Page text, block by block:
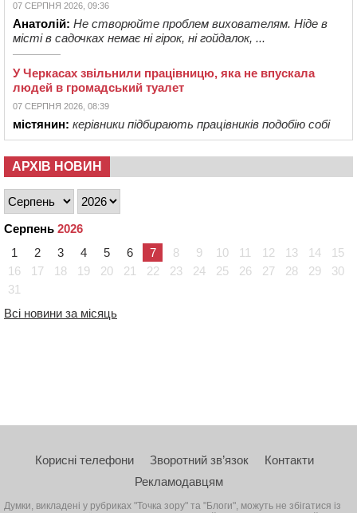
07 СЕРПНЯ 2026, 09:36
Анатолій: Не створюйте проблем вихователям. Ніде в
місті в садочках немає ні гірок, ні гойдалок, ...
У Черкасах звільнили працівницю, яка не впускала
людей в громадський туалет
07 СЕРПНЯ 2026, 08:39
містянин: керівники підбирають працівників подобію собі
АРХІВ НОВИН
Серпень 2026
1
2 3 4 5 6 7 8 9 10 11 12 13 14
15
16
17 18 19 20 21 22 23 24 25 26 27 28 29
30
31
Всі новини за місяць
Корисні телефони Зворотний зв’язок
Контакти
Рекламодавцям
Думки, викладені у рубриках "Точка зору" та "Блоги", можуть не збігатися із